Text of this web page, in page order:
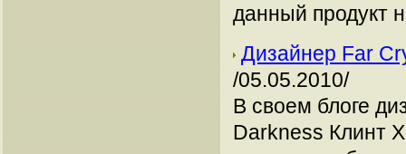
данный продукт
Дизайнер Far
/05.05.2010/
В своем блоге
Darkness Клинт